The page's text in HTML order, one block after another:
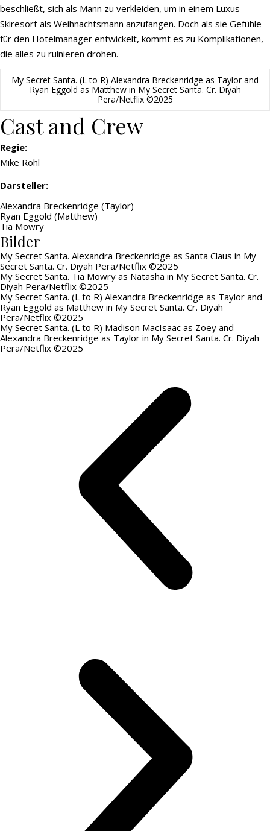
beschließt, sich als Mann zu verkleiden, um in einem Luxus-
Skiresort als Weihnachtsmann anzufangen. Doch als sie Gefühle
für den Hotelmanager entwickelt, kommt es zu Komplikationen,
die alles zu ruinieren drohen.
My Secret Santa. (L to R) Alexandra Breckenridge as Taylor and
Ryan Eggold as Matthew in My Secret Santa. Cr. Diyah
Pera/Netflix ©2025
Cast and Crew
Regie:
Mike Rohl
Darsteller:
Alexandra Breckenridge (Taylor)
Ryan Eggold (Matthew)
Tia Mowry
Bilder
My Secret Santa. Alexandra Breckenridge as Santa Claus in My
Secret Santa. Cr. Diyah Pera/Netflix ©2025
My Secret Santa. Tia Mowry as Natasha in My Secret Santa. Cr.
Diyah Pera/Netflix ©2025
My Secret Santa. (L to R) Alexandra Breckenridge as Taylor and
Ryan Eggold as Matthew in My Secret Santa. Cr. Diyah
Pera/Netflix ©2025
My Secret Santa. (L to R) Madison MacIsaac as Zoey and
Alexandra Breckenridge as Taylor in My Secret Santa. Cr. Diyah
Pera/Netflix ©2025